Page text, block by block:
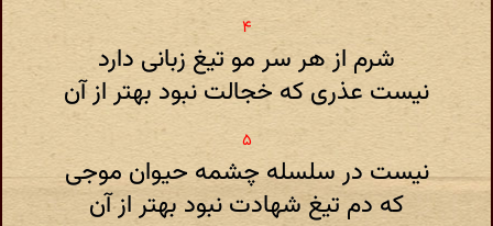
شرم از هر سر مو تیغ زبانی دارد
نیست عذری که خجالت نبود بهتر از آن
نیست در سلسله چشمه حیوان موجی
که دم تیغ شهادت نبود بهتر از آن